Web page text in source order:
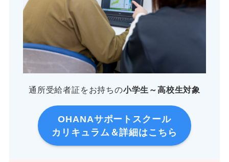
通所受給者証をお持ちの小学生～高校生対象
OHANAサポートスクール
カリキュラム＆詳細はこちら